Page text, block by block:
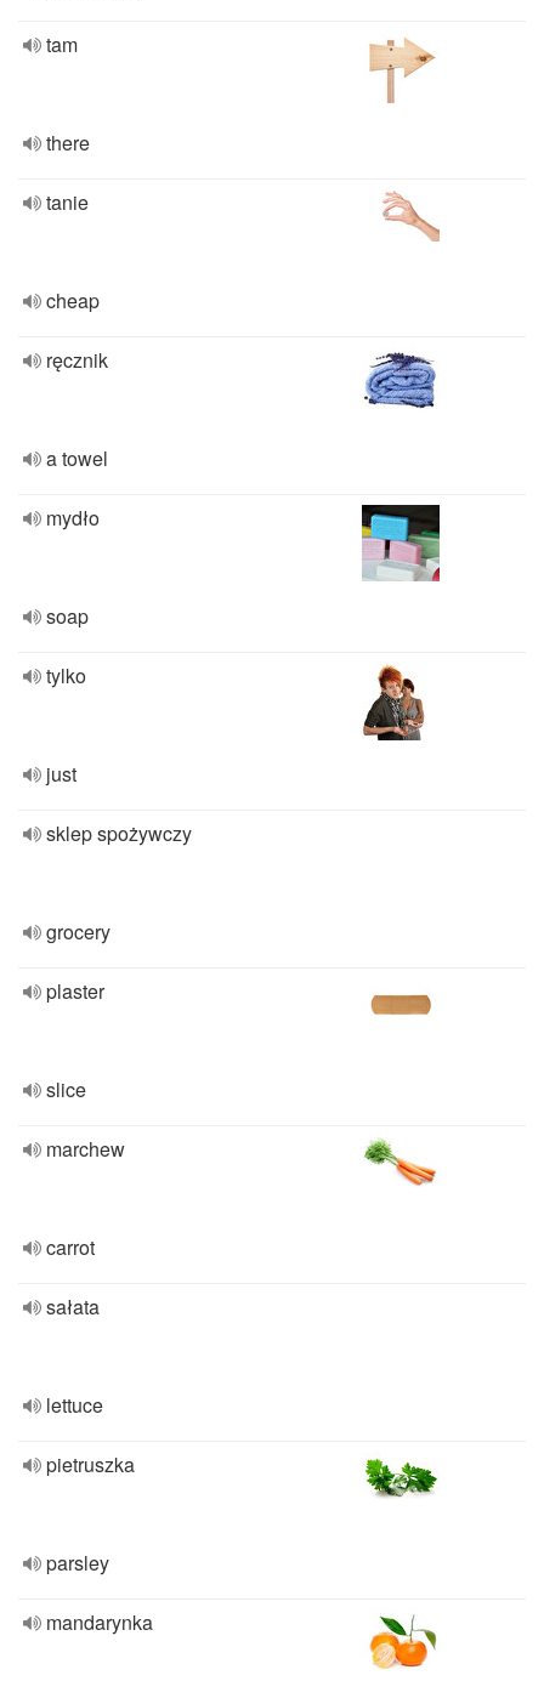
tam
there
tanie
cheap
ręcznik
a towel
mydło
soap
tylko
just
sklep spożywczy
grocery
plaster
slice
marchew
carrot
sałata
lettuce
pietruszka
parsley
mandarynka